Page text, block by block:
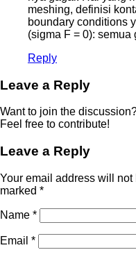
meshing, definisi
boundary conditions
(sigma F = 0):
Reply
Leave a Reply
Want to join the
Feel free to contribute!
Leave a Reply
Your email address will not
marked *
Name *
Email *